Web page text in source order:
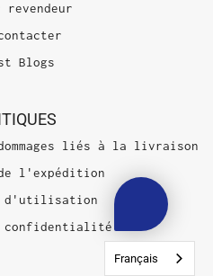
revendeur
Blogs
liés à la livraison
l'expédition
d'utilisation
confidentialité
Français